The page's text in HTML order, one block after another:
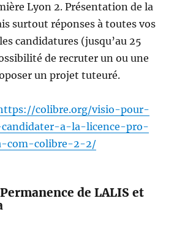
Lyon 2. Présentation de la
surtout réponses à toutes vos
candidatures (jusqu’au 25
de recruter un ou une
un projet tuteuré.
colibre.org/visio-pour-
a-la-licence-pro-
com-colibre-2-2/
de LALIS et